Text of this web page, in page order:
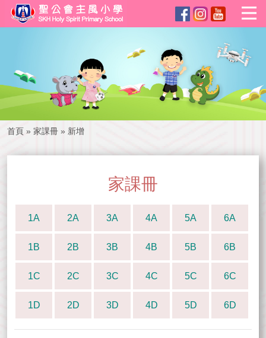
首頁 » 家課冊 » 新增
家課冊
1A 2A 3A 4A 5A 6A
1B 2B 3B 4B 5B 6B
1C 2C 3C 4C 5C 6C
1D 2D 3D 4D 5D 6D